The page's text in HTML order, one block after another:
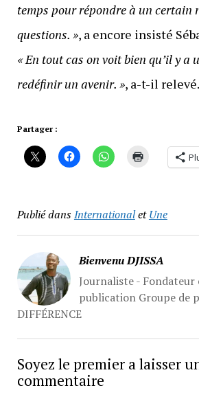
temps pour répondre à un certain
questions. », a encore insisté
« En tout cas on voit bien qu’il y a
redéfinir un avenir. », a-t-il relevé.
Partager :
Publié dansInternationaletUne
Bienvenu DJISSA
Journaliste -
publication Groupe de
DIFFÉRENCE
Soyez le premier a laisser
commentaire